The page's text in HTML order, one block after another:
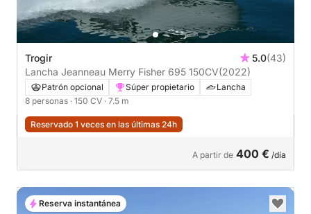
Trogir 5.0(43)
Lancha Jeanneau Merry Fisher 695 150CV(2022)
Patrón opcional Súper propietario
Lancha
8 personas · 150 CV · 7.5 m
Reservado 1 veces en las últimas 24h
A partir de 400 € /día
Reserva instantánea